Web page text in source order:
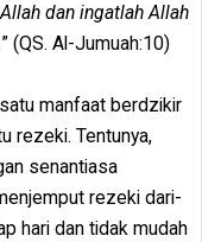
dan ingatlah Allah
” (QS. Al-Jumuah:10)
manfaat berdzikir
rezeki. Tentunya,
senantiasa
rezeki dari-
hari dan tidak mudah